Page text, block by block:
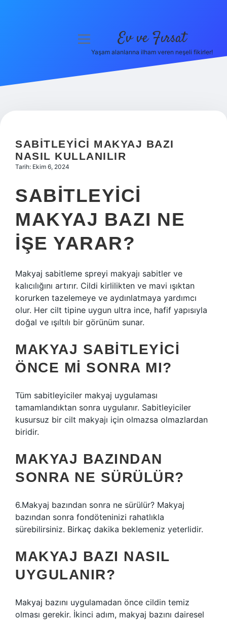
Hakkımızda
menüyü
Ev ve Fırsat
Yaşam alanlarına ilham veren neşeli fikirler!
SABITLEYICI MAKYAJ BAZI
NASIL KULLANILIR
Tarih: Ekim 6, 2024
SABITLEYICI
MAKYAJ BAZI NE
IŞE YARAR?
Makyaj sabitleme spreyi makyajı sabitler ve
kalıcılığını artırır. Cildi kirlilikten ve mavi ışıktan
korurken tazelemeye ve aydınlatmaya yardımcı
olur. Her cilt tipine uygun ultra ince, hafif yapısıyla
doğal ve ışıltılı bir görünüm sunar.
MAKYAJ SABITLEYICI
ÖNCE MI SONRA MI?
Tüm sabitleyiciler makyaj uygulaması
tamamlandıktan sonra uygulanır. Sabitleyiciler
kusursuz bir cilt makyajı için olmazsa olmazlardan
biridir.
MAKYAJ BAZINDAN
SONRA NE SÜRÜLÜR?
6.Makyaj bazından sonra ne sürülür? Makyaj
bazından sonra fondöteninizi rahatlıkla
sürebilirsiniz. Birkaç dakika beklemeniz yeterlidir.
MAKYAJ BAZI NASIL
UYGULANIR?
Makyaj bazını uygulamadan önce cildin temiz
olması gerekir. İkinci adım, makyaj bazını dairesel